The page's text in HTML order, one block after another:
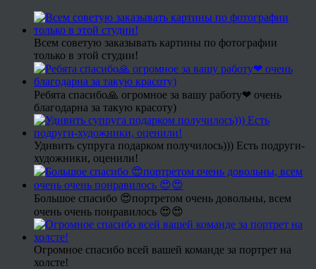
Всем советую заказывать картины по фотографии
только в этой студии!
Ребята спасибо🙏 огромное за вашу работу❤ очень
благодарна за такую красоту)
Удивить супруга подарком получилось))) Есть подруги-
художники, оценили!
Большое спасибо 😍портретом очень довольны, всем
очень очень понравилось 😍😍
Огромное спасибо всей вашей команде за портрет на
холсте!